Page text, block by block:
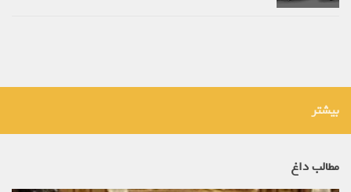
بیشتر
مطالب داغ